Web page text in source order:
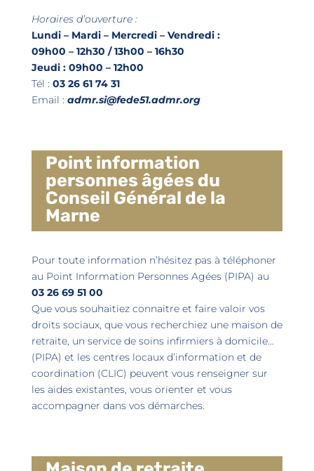
Horaires d’ouverture :
Lundi – Mardi – Mercredi – Vendredi :
09h00 – 12h30 / 13h00 – 16h30
Jeudi : 09h00 – 12h00
Tél : 03 26 61 74 31
Email : admr.si@fede51.admr.org
Point information
personnes âgées du
Conseil Général de la
Marne
Pour toute information n’hésitez pas à téléphoner
au Point Information Personnes Agées (PIPA) au
03 26 69 51 00
Que vous souhaitiez connaitre et faire valoir vos
droits sociaux, que vous recherchiez une maison de
retraite, un service de soins infirmiers à domicile…
(PIPA) et les centres locaux d’information et de
coordination (CLIC) peuvent vous renseigner sur
les aides existantes, vous orienter et vous
accompagner dans vos démarches.